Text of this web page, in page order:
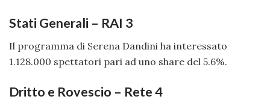
Stati Generali – RAI 3
Il programma di Serena Dandini ha interessato
1.128.000 spettatori pari ad uno share del 5.6%.
Dritto e Rovescio – Rete 4